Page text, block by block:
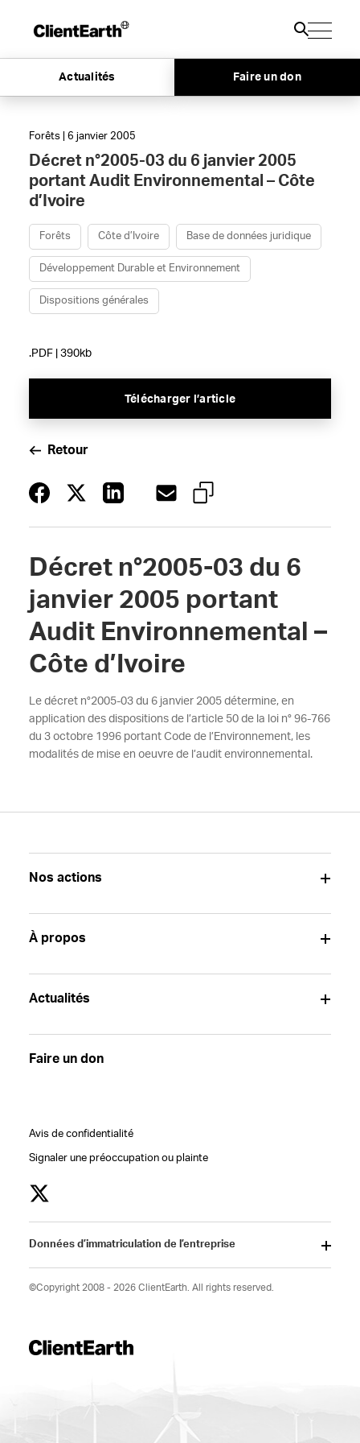
Actualités Faire un don
Forêts | 6 janvier 2005
Décret n°2005-03 du 6 janvier 2005
portant Audit Environnemental – Côte
d’Ivoire
Forêts Côte d’Ivoire Base de données juridique
Développement Durable et Environnement
Dispositions générales
.PDF | 390kb
Télécharger l’article
Retour
Décret n°2005-03 du 6
janvier 2005 portant
Audit Environnemental –
Côte d’Ivoire
Le décret n°2005-03 du 6 janvier 2005 détermine, en
application des dispositions de l’article 50 de la loi n° 96-766
du 3 octobre 1996 portant Code de l’Environnement, les
modalités de mise en oeuvre de l’audit environnemental.
Nos actions
À propos
Actualités
Faire un don
Avis de confidentialité
Signaler une préoccupation ou plainte
Données d’immatriculation de l’entreprise
©Copyright 2008 - 2026 ClientEarth. All rights reserved.